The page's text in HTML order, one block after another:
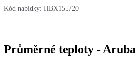
Kód nabídky: HBX155720
Průměrné teploty - Aruba